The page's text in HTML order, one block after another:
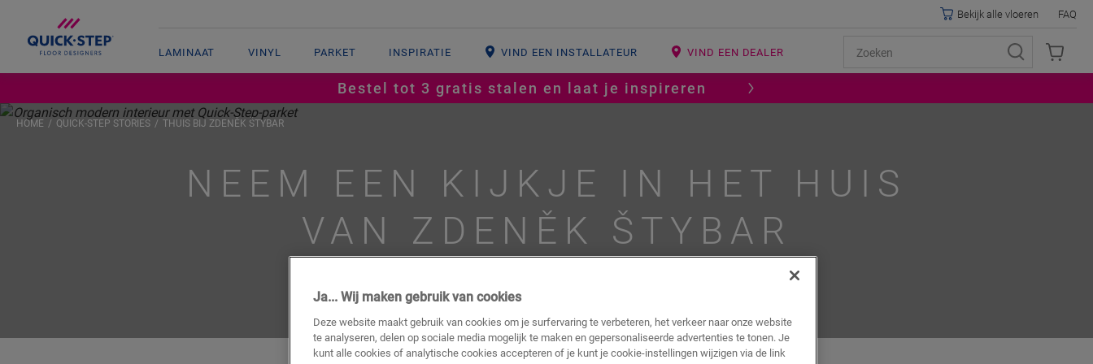
LAMINAAT VINYL PARKET INSPIRATIE VIND EEN INSTALLATEUR VIND EEN DEALER
Bekijk alle vloeren FAQ
Bestel tot 3 gratis stalen en laat je inspireren
NEEM EEN KIJKJE IN HET HUIS
VAN ZDENĚK ŠTYBAR
#parket
HOME QUICK-STEP STORIES THUIS BIJ ZDENĚK ŠTYBAR
Ja... Wij maken gebruik van cookies
Deze website maakt gebruik van cookies om je surfervaring te verbeteren, het verkeer naar onze website
te analyseren, delen op sociale media mogelijk te maken en gepersonaliseerde advertenties te tonen. Je
kunt alle cookies of analytische cookies accepteren of je kunt je cookie-instellingen wijzigen via de link